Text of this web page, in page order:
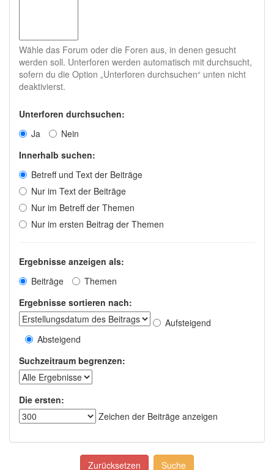
Wähle das Forum oder die Foren aus, in denen gesucht
werden soll. Unterforen werden automatisch mit durchsucht,
sofern du die Option „Unterforen durchsuchen“ unten nicht
deaktivierst.
Unterforen durchsuchen:
Ja
Nein
Innerhalb suchen:
Betreff und Text der Beiträge
Nur im Text der Beiträge
Nur im Betreff der Themen
Nur im ersten Beitrag der Themen
Ergebnisse anzeigen als:
Beiträge
Themen
Ergebnisse sortieren nach:
Aufsteigend
Absteigend
Suchzeitraum begrenzen:
Die ersten:
Zeichen der Beiträge anzeigen